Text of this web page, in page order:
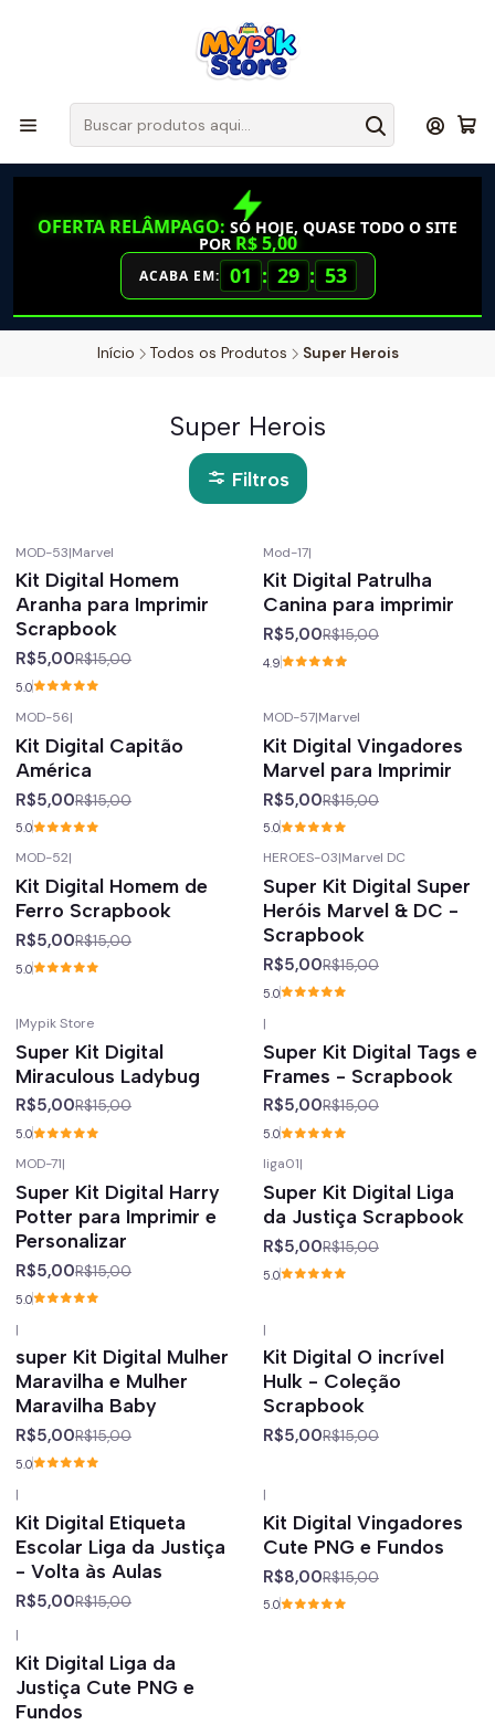
OFERTA RELÂMPAGO: SÓ HOJE, QUASE TODO O SITE
POR R$ 5,00
ACABA EM: 01 : 29 : 53
Início Todos os Produtos Super Herois
Super Herois
Filtros
-67% off
MOD-53|Marvel
Kit Digital Homem
Aranha para Imprimir
Scrapbook
R$5,00R$15,00
5.0
-67% off
Mod-17|
Kit Digital Patrulha
Canina para imprimir
R$5,00R$15,00
4.9
MOD-56|
Kit Digital Capitão
América
R$5,00R$15,00
5.0
off
MOD-57|Marvel
Kit Digital Vingadores
Marvel para Imprimir
R$5,00R$15,00
5.0
off
MOD-52|
Kit Digital Homem de
Ferro Scrapbook
R$5,00R$15,00
5.0
HEROES-03|Marvel DC
Super Kit Digital Super
Heróis Marvel & DC -
Scrapbook
R$5,00R$15,00
5.0
-67%off
|Mypik Store
Super Kit Digital
Miraculous Ladybug
R$5,00R$15,00
5.0
|
Super Kit Digital Tags e
Frames - Scrapbook
R$5,00R$15,00
5.0
off
MOD-71|
Super Kit Digital Harry
Potter para Imprimir e
Personalizar
R$5,00R$15,00
5.0
-67% off
liga01|
Super Kit Digital Liga
da Justiça Scrapbook
R$5,00R$15,00
5.0
|
super Kit Digital Mulher
Maravilha e Mulher
Maravilha Baby
R$5,00R$15,00
5.0
|
Kit Digital O incrível
Hulk - Coleção
Scrapbook
R$5,00R$15,00
|
Kit Digital Etiqueta
Escolar Liga da Justiça
- Volta às Aulas
R$5,00R$15,00
|
Kit Digital Vingadores
Cute PNG e Fundos
R$8,00R$15,00
5.0
|
Kit Digital Liga da
Justiça Cute PNG e
Fundos